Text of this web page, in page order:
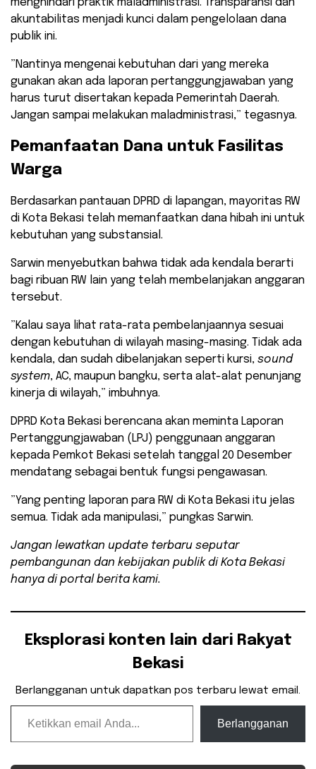
menghindari praktik maladministrasi. Transparansi dan
akuntabilitas menjadi kunci dalam pengelolaan dana
publik ini.
​”Nantinya mengenai kebutuhan dari yang mereka
gunakan akan ada laporan pertanggungjawaban yang
harus turut disertakan kepada Pemerintah Daerah.
Jangan sampai melakukan maladministrasi,” tegasnya.
​Pemanfaatan Dana untuk Fasilitas
Warga
Berdasarkan pantauan DPRD di lapangan, mayoritas RW
di Kota Bekasi telah memanfaatkan dana hibah ini untuk
kebutuhan yang substansial.
Sarwin menyebutkan bahwa tidak ada kendala berarti
bagi ribuan RW lain yang telah membelanjakan anggaran
tersebut.
​”Kalau saya lihat rata-rata pembelanjaannya sesuai
dengan kebutuhan di wilayah masing-masing. Tidak ada
kendala, dan sudah dibelanjakan seperti kursi, sound
system, AC, maupun bangku, serta alat-alat penunjang
kinerja di wilayah,” imbuhnya.
​DPRD Kota Bekasi berencana akan meminta Laporan
Pertanggungjawaban (LPJ) penggunaan anggaran
kepada Pemkot Bekasi setelah tanggal 20 Desember
mendatang sebagai bentuk fungsi pengawasan.
​”Yang penting laporan para RW di Kota Bekasi itu jelas
semua. Tidak ada manipulasi,” pungkas Sarwin.
Jangan lewatkan update terbaru seputar
pembangunan dan kebijakan publik di Kota Bekasi
hanya di portal berita kami.
Eksplorasi konten lain dari Rakyat
Bekasi
Berlangganan untuk dapatkan pos terbaru lewat email.
Ketikkan email Anda...
Berlangganan